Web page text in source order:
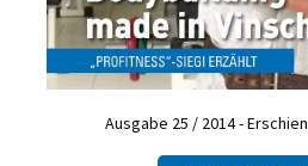
Ausgabe 25 / 2014 -